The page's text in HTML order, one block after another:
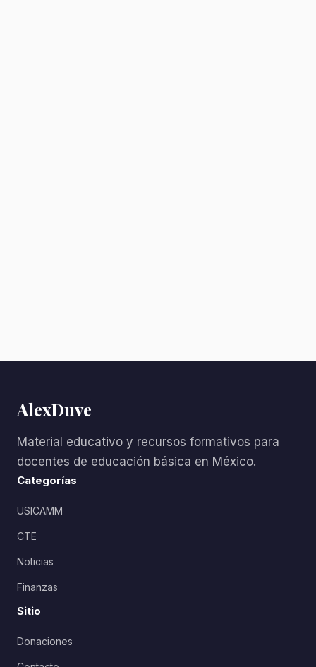
AlexDuve
Material educativo y recursos formativos para
docentes de educación básica en México.
Categorías
USICAMM
CTE
Noticias
Finanzas
Sitio
Donaciones